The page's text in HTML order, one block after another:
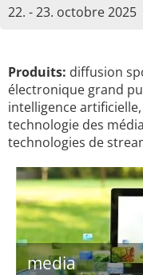
22. - 23. octobre 2025
Produits: diffusion
électronique grand
intelligence
technologie des
technologies de
media